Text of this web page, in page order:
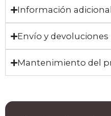
Información adicional
Envío y devoluciones
Mantenimiento del